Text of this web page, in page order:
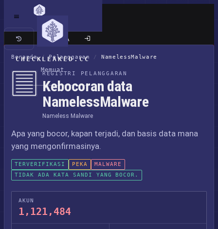
CHECKLEAKED.CC
Memuat
Situs klasik
Beranda / Pelanggaran / NamelessMalware
REGISTRI PELANGGARAN
Kebocoran data
NamelessMalware
Nameless Malware
Apa yang bocor, kapan terjadi, dan basis data mana
yang mengonfirmasinya.
TERVERIFIKASI PEKA
MALWARE
TIDAK ADA KATA SANDI YANG BOCOR.
AKUN
1,121,484